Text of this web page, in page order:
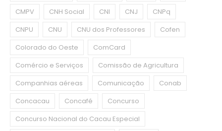
CMPV
CNH Social CNI CNJ
CNPq
CNPU
CNU CNU dos Professores
Cofen
Colorado do Oeste
ComCard
Comércio e Serviços
Comissão de Agricultura
Companhias aéreas
Comunicação
Conab
Concacau
Concafé
Concurso
Concurso Nacional do Cacau Especial